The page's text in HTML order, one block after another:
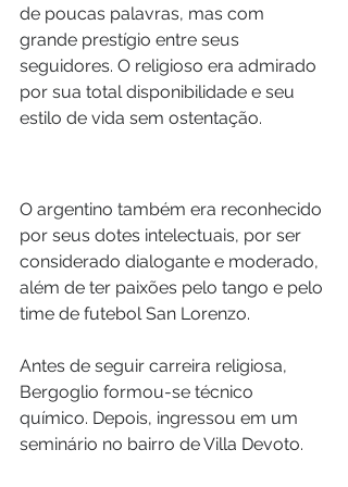
de poucas palavras, mas com
grande prestígio entre seus
seguidores. O religioso era admirado
por sua total disponibilidade e seu
estilo de vida sem ostentação.
O argentino também era reconhecido
por seus dotes intelectuais, por ser
considerado dialogante e moderado,
além de ter paixões pelo tango e pelo
time de futebol San Lorenzo.
Antes de seguir carreira religiosa,
Bergoglio formou-se técnico
químico. Depois, ingressou em um
seminário no bairro de Villa Devoto.